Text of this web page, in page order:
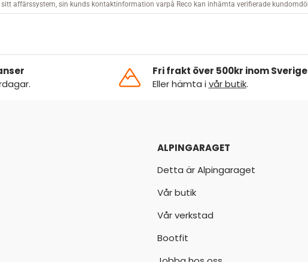
Fri frakt över 500kr inom Sverige
Eller hämta ivår butik.
ALPINGARAGET
Detta är Alpingaraget
Vår butik
Vår verkstad
Bootfit